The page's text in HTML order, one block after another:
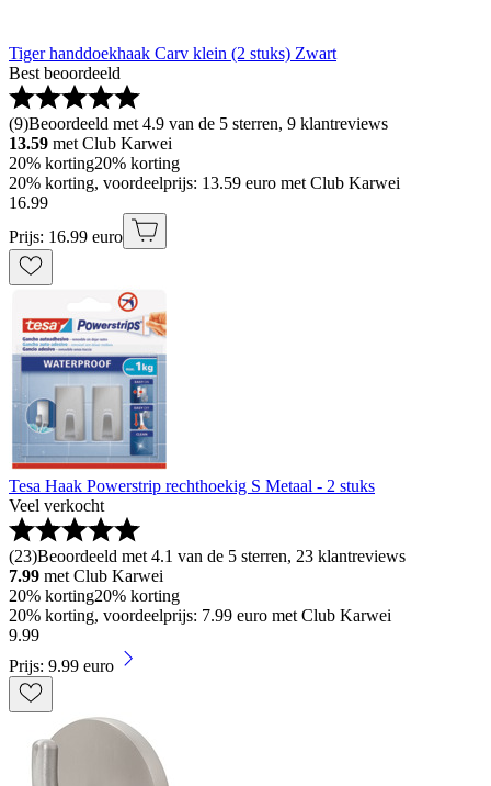
Tiger handdoekhaak Carv klein (2 stuks) Zwart
Best beoordeeld
(9)Beoordeeld met 4.9 van de 5 sterren, 9 klantreviews
13.59 met Club Karwei
20% korting20% korting
20% korting, voordeelprijs: 13.59 euro met Club Karwei
16.99
Prijs: 16.99 euro
Tesa Haak Powerstrip rechthoekig S Metaal - 2 stuks
Veel verkocht
(23)Beoordeeld met 4.1 van de 5 sterren, 23 klantreviews
7.99 met Club Karwei
20% korting20% korting
20% korting, voordeelprijs: 7.99 euro met Club Karwei
9.99
Prijs: 9.99 euro